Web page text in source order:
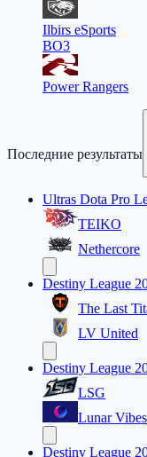
Ilbirs eSports
BO3
Power Rangers
Последние результаты
Ultras Dota Pro
TEIKO
Nethercore
Destiny League
The Last
LV United
Destiny League
LSG
Lunar Vibes
Destiny League